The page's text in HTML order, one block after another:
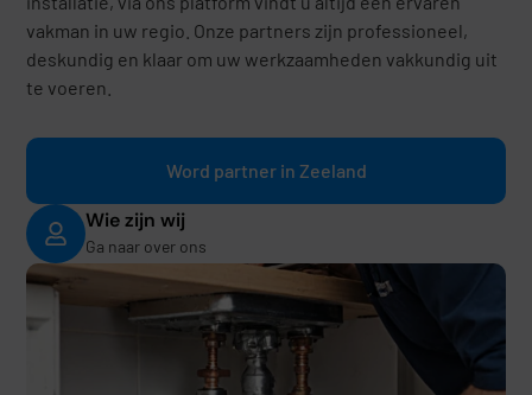
vakman in uw regio. Onze partners zijn professioneel,
deskundig en klaar om uw werkzaamheden vakkundig uit
te voeren.
Word partner in Zeeland
Wie zijn wij
Ga naar over ons